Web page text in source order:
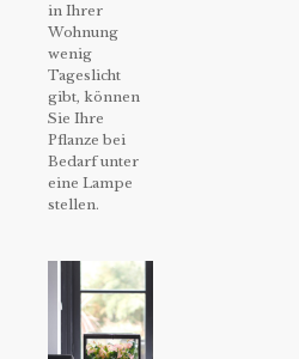
in Ihrer
Wohnung
wenig
Tageslicht
gibt, können
Sie Ihre
Pflanze bei
Bedarf unter
eine Lampe
stellen.